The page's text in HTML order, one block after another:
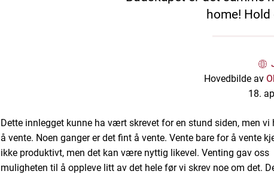
home!
Hovedbilde av
18.
Dette innlegget kunne ha vært skrevet for en stund siden, men vi
å vente. Noen ganger er det fint å vente. Vente bare for å vente
ikke produktivt, men det kan være nyttig likevel. Venting gav oss
muligheten til å oppleve litt av det hele før vi skrev noe om det.